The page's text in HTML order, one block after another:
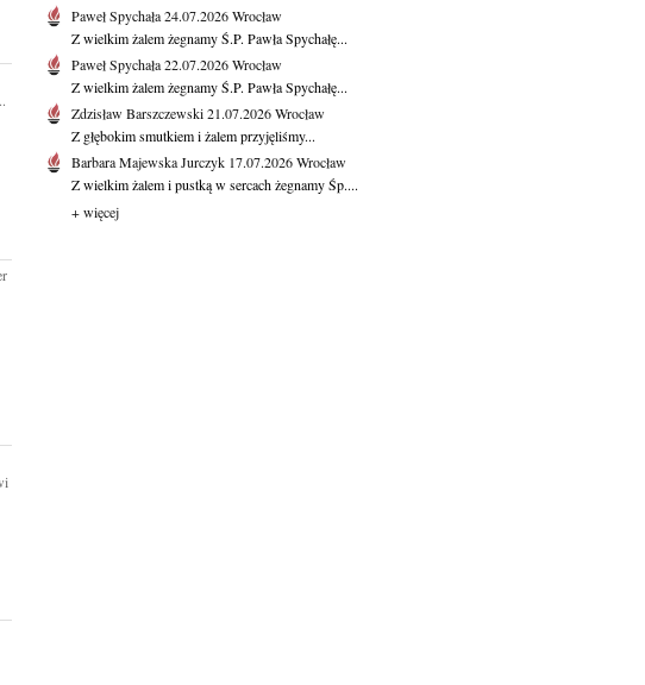
Paweł Spychała24.07.2026Wrocław
Z wielkim żalem żegnamy Ś.P. Pawła Spychałę...
Paweł Spychała22.07.2026Wrocław
Z wielkim żalem żegnamy Ś.P. Pawła Spychałę...
Zdzisław Barszczewski21.07.2026Wrocław
Z głębokim smutkiem i żalem przyjęliśmy...
Barbara Majewska Jurczyk 17.07.2026Wrocław
Z wielkim żalem i pustką w sercach żegnamy Śp....
+ więcej